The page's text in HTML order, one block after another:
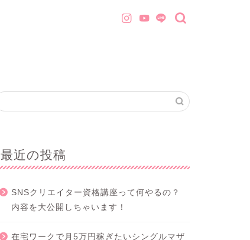
最近の投稿
SNSクリエイター資格講座って何やるの？
内容を大公開しちゃいます！
在宅ワークで月5万円稼ぎたいシングルマザ